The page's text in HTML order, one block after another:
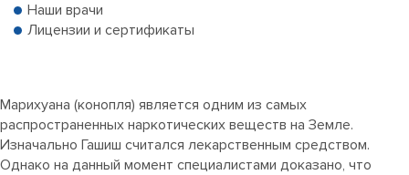
Наши врачи
Лицензии и сертификаты
Марихуана (конопля) является одним из самых
распространенных наркотических веществ на Земле.
Изначально Гашиш считался лекарственным средством.
Однако на данный момент специалистами доказано, что